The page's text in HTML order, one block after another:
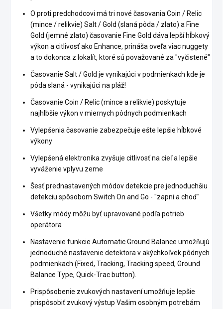
O proti predchodcovi má tri nové časovania Coin / Relic
(mince / relikvie) Salt / Gold (slaná pôda / zlato) a Fine
Gold (jemné zlato) časovanie Fine Gold dáva lepší hĺbkový
výkon a citlivosť ako Enhance, prináša oveľa viac nuggety
a to dokonca z lokalít, ktoré sú považované za "vyčistené"
Časovanie Salt / Gold je vynikajúci v podmienkach kde je
pôda slaná - vynikajúci na pláž!
Časovanie Coin / Relic (mince a relikvie) poskytuje
najhlbšie výkon v miernych pôdnych podmienkach
Vylepšenia časovanie zabezpečuje ešte lepšie hĺbkové
výkony
Vylepšená elektronika zvyšuje citlivosť na cieľ a lepšie
vyváženie vplyvu zeme
Šesť prednastavených módov detekcie pre jednoduchšiu
detekciu spôsobom Switch On and Go - "zapni a choď"
Všetky módy môžu byť upravované podľa potrieb
operátora
Nastavenie funkcie Automatic Ground Balance umožňujú
jednoduché nastavenie detektora v akýchkoľvek pôdnych
podmienkach (Fixed, Tracking, Tracking speed, Ground
Balance Type, Quick-Trac button).
Prispôsobenie zvukových nastavení umožňuje lepšie
prispôsobiť zvukový výstup Vašim osobným potrebám